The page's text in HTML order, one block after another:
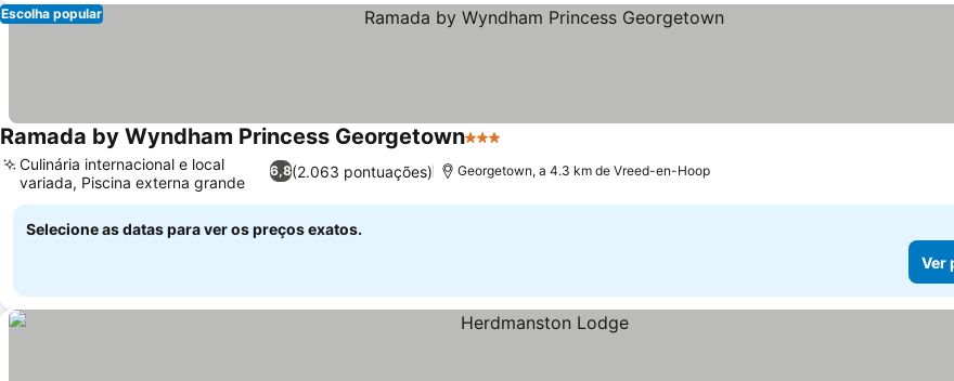
Escolha popular
Ramada by Wyndham Princess Georgetown3 Estrelas
6,8(2.063 pontuações)
Culinária internacional e local
variada, Piscina externa grande
Georgetown, a 4.3 km de Vreed-en-Hoop
Selecione as datas para ver os preços exatos.
Ver